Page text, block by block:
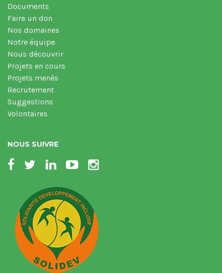
Documents
Faire un don
Nos domaines
Notre équipe
Nous découvrir
Projets en cours
Projets menés
Recrutement
Suggestions
Volontaires
NOUS SUIVRE